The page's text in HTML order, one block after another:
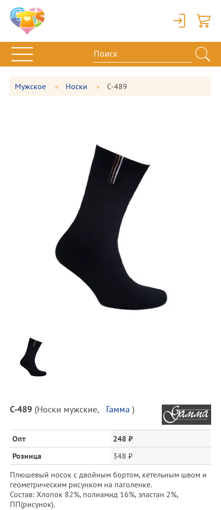
Вход
Мужское Носки С-489
Описание
товара
и
цена
С-489 (Носки мужские, Гамма )
Опт
248 ₽
Розница
348 ₽
Плюшевый носок с двойным бортом, кетельным швом и
геометрическим рисунком на паголенке.
Состав: Хлопок 82%, полиамид 16%, эластан 2%,
ПП(рисунок).